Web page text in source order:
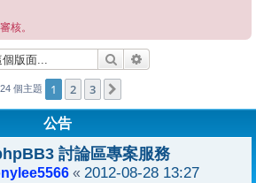
核。
搜尋
個主題 1 2 3
公告
討論區專案服務
« 2012-08-28 13:27